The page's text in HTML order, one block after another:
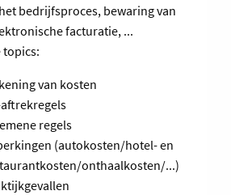
bedrijfsproces, bewaring van
facturatie, ...
topics:
van kosten
regels
(autokosten/hotel- en
onthaalkosten/...)